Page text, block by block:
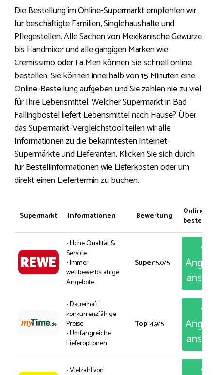
Die Bestellung im Online-Supermarkt empfehlen wir
für beschäftigte Familien, Singlehaushalte und
Pflegestellen. Alle Sachen von Mexikanische Gewürze
bis Handmixer und alle gängigen Marken wie
Cremissimo oder Fa Men können Sie schnell online
bestellen. Sie können innerhalb von 15 Minuten eine
Online-Bestellung aufgeben und Sie zahlen nie zu viel
für Ihre Lebensmittel. Welcher Supermarkt in Bad
Fallingbostel liefert Lebensmittel nach Hause? Über
das Supermarkt-Vergleichstool teilen wir alle
Informationen zu die bekanntesten Internet-
Supermärkte und Lieferanten. Klicken Sie sich durch
für Bestellinformationen wie Lieferkosten oder um
direkt einen Liefertermin zu buchen.
Supermarkt Informationen Bewertung
Online
bestellen
• Hohe Qualität &
Service
• Immer
wettbewerbsfähige
Angebote
Super: 5,0/5
• Dauerhaft
konkurrenzfähige
Preise
• Umfangreiche
Lieferoptionen
Top: 4,9/5
• Vielzahl von